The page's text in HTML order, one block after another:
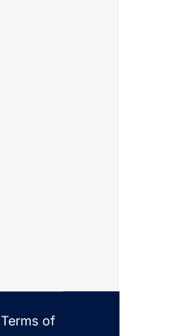
Terms of